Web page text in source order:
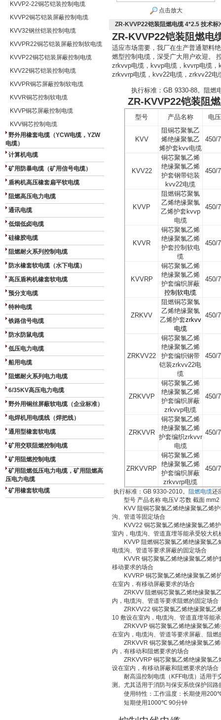
KVVP2-22铜芯铠装控制电缆
KVVP2铜芯铠装屏蔽控制电缆
KVV32钢丝铠装控制电缆
KVVPR22铜芯铠装屏蔽控制软电缆
KVVP22铜芯铠装屏蔽控制电缆
KVV22铜芯铠装控制电缆
KVVPR铜芯屏蔽控制软电缆
KVVR铜芯控制软电缆
KVVP铜芯屏蔽控制电缆
KVV铜芯控制电缆
野外用橡套电缆（YCW电缆，YZW
电缆）
计算机电缆
矿用防暴电缆（矿用信号电缆）
盾构机高压橡套扁平软电缆
阻燃高压电力电缆
通讯电缆
低烟低卤电缆
硅橡胶电缆
阻燃耐火系列控制电缆
防水橡套软电缆（水下电缆）
高压盾构机橡套软电缆
预分支电缆
特种电缆
铁路信号电缆
防水防鼠电缆
低压电力电缆
船用电缆
阻燃耐火系列电力电缆
6/35KV高压电力电缆
野外用铜丝屏蔽软电缆（企业标准）
电焊机用电缆线（焊把线）
通用型橡套软电缆
矿用交联阻燃控制电缆
矿用阻燃控制电缆
矿用阻燃低压电力电缆，矿用阻燃高
压电力电缆
矿用橡套软电缆
点击放大
ZR-KVVP22铠装阻燃电缆 4*2.5 技术标
ZR-KVVP22铠装阻燃电
适应市场需要，我厂在生产普通塑料
燃型控制电缆，深受广大用户欢迎。
zrkvvp电缆， kvvp电缆， kvvrp电缆，
zrkvvrp电缆， kvv22电缆， zrkvv22电
执行标准： GB 9330-88。阻燃
ZR-KVVP22铠装阻
型号 产品名称 电压
KVV
阻铜芯聚氯乙
烯绝缘聚氯乙
烯护套 kvv电缆
450/
KVV22
铜芯聚氯乙烯
绝缘聚氯乙烯
护套钢带铠装
kvv22电缆
450/
KVVP
阻燃铜芯聚氯
乙烯绝缘聚氯
乙烯护套 kvvp
电缆
450/
KVVR
铜芯聚氯乙烯
绝缘聚氯乙烯
护套控制软电
缆
450/
KVVRP
铜芯聚氯乙烯
绝缘聚氯乙烯
护套编织屏蔽
控制软电缆
450/
ZRKVV
阻燃铜芯聚氯
乙烯绝缘聚氯
乙烯护套zrkvv
电缆
450/
ZRKVV22
铜芯聚氯乙烯
绝缘聚氯乙烯
护套编织钢带
铠装zrkvv22电
缆
450/
ZRKVVP
铜芯聚氯乙烯
绝缘聚氯乙烯
护套编织屏蔽
zrkvvp电缆
450/
ZRKVVR
铜芯聚氯乙烯
绝缘聚氯乙烯
护套编织zrkvvr
电缆
450/
ZRKVVRP
铜芯聚氯乙烯
绝缘聚氯乙烯
护套编织屏蔽
zrkvvrp电缆
450/
执行标准： GB 9330-2010。 阻燃电缆还
型号 产品名称 电压V 芯数 截面 mm2
KVV 阻铜芯聚氯乙烯绝缘聚氯乙烯
沟、管道等固定场合
KVV22 铜芯聚氯乙烯绝缘聚氯乙烯
室内，电缆沟、管道直埋等能承受较大机
KVVP 阻燃铜芯聚氯乙烯绝缘聚氯乙
电缆沟、管道等要求屏蔽的固定场合
KVVR 铜芯聚氯乙烯绝缘聚氯乙烯护
移动要求的场合
KVVRP 铜芯聚氯乙烯绝缘聚氯乙烯
在室内，有移动屏蔽要求的场合
ZRKVV 阻燃铜芯聚氯乙烯绝缘聚氯
内，电缆沟、管道等要求阻燃的固定场合
ZRKVV22 铜芯聚氯乙烯绝缘聚氯乙
10 敷设在室内，电缆沟、管道直埋等能
ZRKVVP 铜芯聚氯乙烯绝缘聚氯乙
在室内，电缆沟、管道等要求屏蔽、阻燃
ZRKVVR 铜芯聚氯乙烯绝缘聚氯乙
内，有移动和阻燃要求的场合
ZRKVVRP 铜芯聚氯乙烯绝缘聚氯乙
设在室内，有移动屏蔽和阻燃要求的场合
耐高温控制电缆（ KFF电缆）适用于
测。尤其适用于消防与保安系统保护回路
使用特性：工作温度：长期使用200
短期使用 1000℃ 90分钟